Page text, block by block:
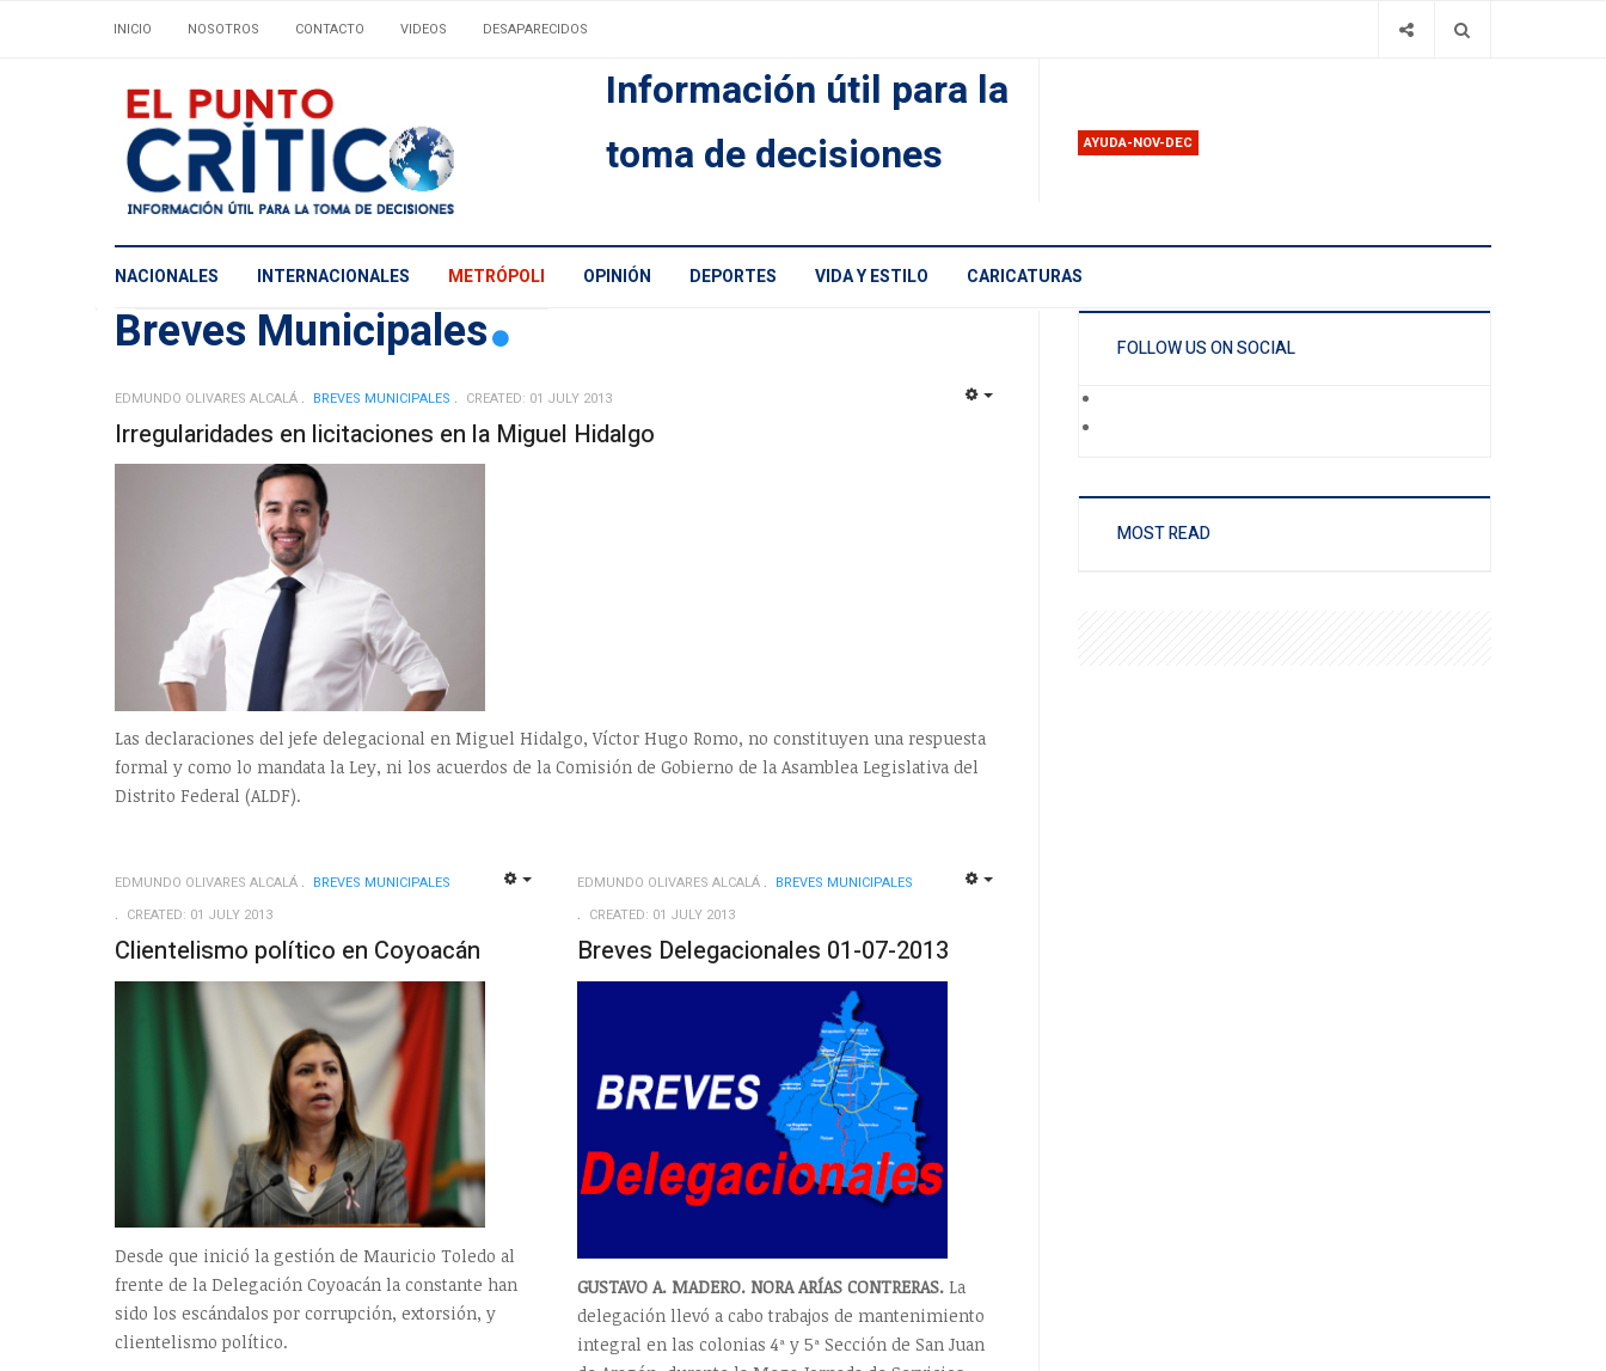
INICIO NOSOTROS CONTACTO VIDEOS DESAPARECIDOS
Información útil para la
toma de decisiones
AYUDA-NOV-DEC
NACIONALES INTERNACIONALES METRÓPOLI OPINIÓN DEPORTES VIDA Y ESTILO CARICATURAS
Breves Municipales
EDMUNDO OLIVARES ALCALÁ BREVES MUNICIPALES CREATED: 01 JULY 2013
Irregularidades en licitaciones en la Miguel Hidalgo
Las declaraciones del jefe delegacional en Miguel Hidalgo, Víctor Hugo Romo, no constituyen una respuesta
formal y como lo mandata la Ley, ni los acuerdos de la Comisión de Gobierno de la Asamblea Legislativa del
Distrito Federal (ALDF).
EDMUNDO OLIVARES ALCALÁ
BREVES MUNICIPALES
CREATED: 01 JULY 2013
Clientelismo político en Coyoacán
Desde que inició la gestión de Mauricio Toledo al
frente de la Delegación Coyoacán la constante han
sido los escándalos por corrupción, extorsión, y
clientelismo político.
EDMUNDO OLIVARES ALCALÁ
BREVES MUNICIPALES
CREATED: 01 JULY 2013
Breves Delegacionales 01-07-2013
GUSTAVO A. MADERO. NORA ARÍAS CONTRERAS.La
delegación llevó a cabo trabajos de mantenimiento
integral en las colonias 4ª y 5ª Sección de San Juan
FOLLOW US ON SOCIAL
MOST READ